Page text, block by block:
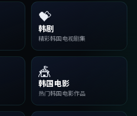
💝
韩剧
精彩韩国电视剧集
🎪
韩国电影
热门韩国电影作品